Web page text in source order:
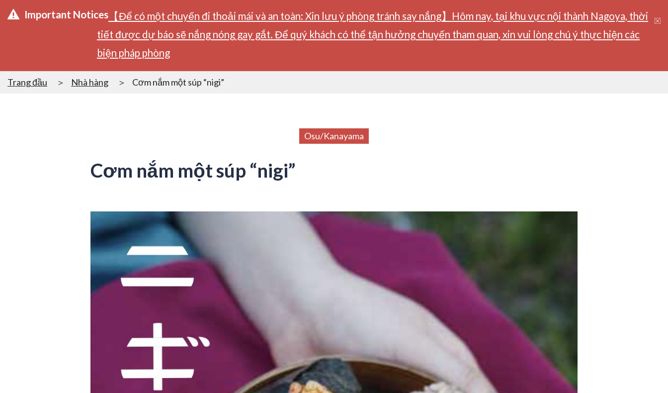
Important Notices 【Để có một chuyến đi thoải mái và an toàn: Xin lưu ý phòng tránh say nắng】Hôm nay, tại khu vực nội thành Nagoya, thời
tiết được dự báo sẽ nắng nóng gay gắt. Để quý khách có thể tận hưởng chuyến tham quan, xin vui lòng chú ý thực hiện các
biện pháp phòng
Trang đầu Nhà hàng Cơm nắm một súp “nigi”
Osu/Kanayama
Cơm nắm một súp “nigi”